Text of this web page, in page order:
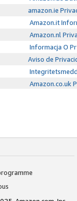
amazon.ie
Amazon.it
Amazon.nl
Informacja O
Aviso de
Amazon.co.uk